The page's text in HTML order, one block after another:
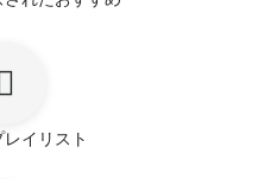
イリスト